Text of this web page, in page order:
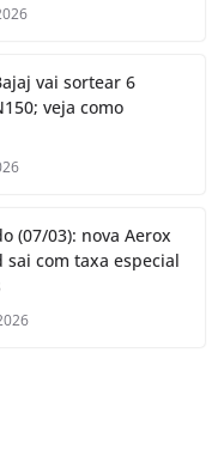
vai sortear 6
veja como
(07/03): nova Aerox
sai com taxa especial